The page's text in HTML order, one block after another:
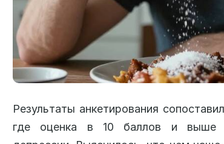
Результаты анкетирования
где оценка в 10 баллов и выше